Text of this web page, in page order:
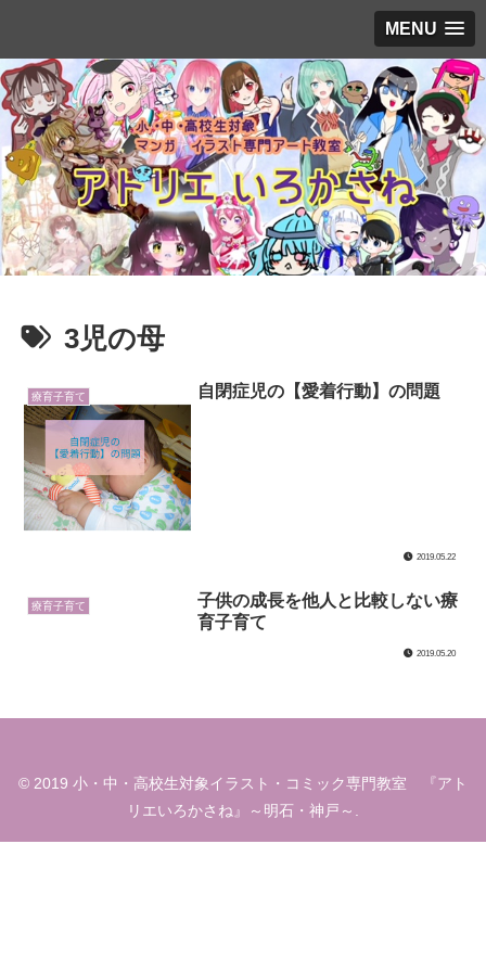
MENU
3児の母
療育子育て 自閉症児の【愛着行動】の問題
2019.05.22
療育子育て
子供の成長を他人と比較しない療
育子育て
2019.05.20
© 2019 小・中・高校生対象イラスト・コミック専門教室 『アト
リエいろかさね』～明石・神戸～.